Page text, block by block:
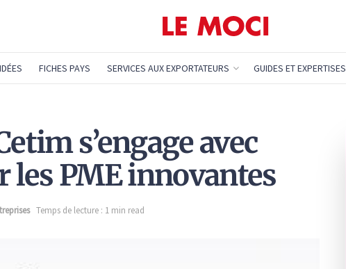
IDÉES FICHES PAYS SERVICES AUX EXPORTATEURS GUIDES ET EXPERTISES
s’engage avec
les PME innovantes
Temps de lecture : 1 min read